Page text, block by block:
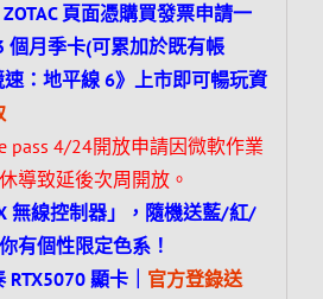
頁面憑購買發票申請一
3 個月季卡(可累加於既有帳
：地平線 6》上市即可暢玩資
pass 4/24開放申請因微軟作業
導致延後次周開放。
無線控制器」，隨機送藍/紅/
有個性限定色系！
顯卡｜ 官方登錄送